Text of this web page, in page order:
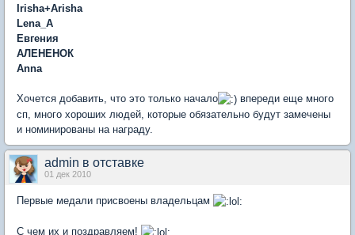
Irisha+Arisha
Lena_A
Евгения
АЛЕНЕНОК
Anna
Хочется добавить, что это только начало
впереди еще много
сп, много хороших людей, которые обязательно будут замечены
и номинированы на награду.
admin в отставке
01 дек 2010
Первые медали присвоены владельцам
С чем их и поздравляем!